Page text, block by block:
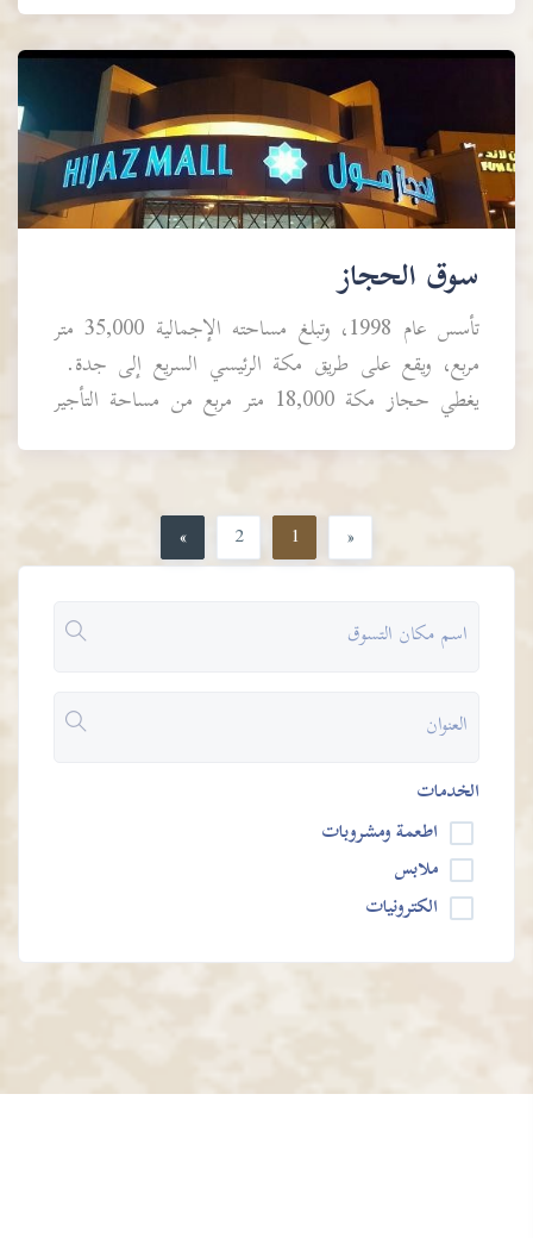
الخدمات
اطعمة ومشروبات
ملابس
الكترونيات
سوق الحجاز
تأسس عام 1998، وتبلغ مساحته الإجمالية 35,000 متر
مربع، ويقع على طريق مكة الرئيسي السريع إلى جدة.
يغطي حجاز مكة 18,000 متر مربع من مساحة التأجير
«
1
2
»